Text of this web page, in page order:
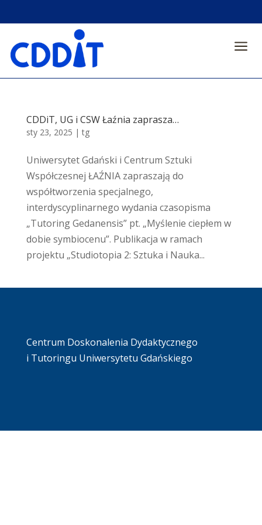
a
CDDiT, UG i CSW Łaźnia zaprasza…
sty 23, 2025 |tg
Uniwersytet Gdański i Centrum Sztuki
Współczesnej ŁAŹNIA zapraszają do
współtworzenia specjalnego,
interdyscyplinarnego wydania czasopisma
„Tutoring Gedanensis” pt. „Myślenie ciepłem w
dobie symbiocenu”. Publikacja w ramach
projektu „Studiotopia 2: Sztuka i Nauka...
Centrum Doskonalenia Dydaktycznego
i Tutoringu Uniwersytetu Gdańskiego